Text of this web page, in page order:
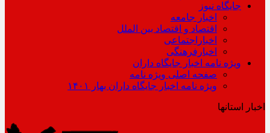
جایگاه نیوز
اخبار جامعه
اقتصاد و اقتصاد بین الملل
اخباراجتماعی
اخبارفرهنگی
ویژه نامه اخبار جایگاه داران
صفحه اصلی ویژه نامه
ویژه نامه اخبار جایگاه داران بهار ۱۴۰۱
اخبار استانها